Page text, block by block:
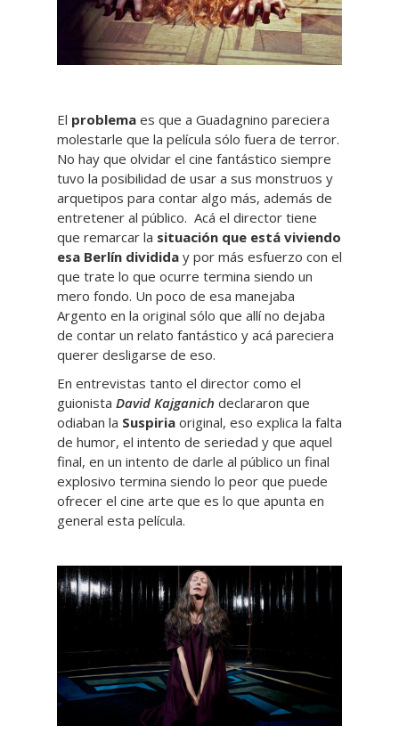
El problema es que a Guadagnino pareciera
molestarle que la película sólo fuera de terror.
No hay que olvidar el cine fantástico siempre
tuvo la posibilidad de usar a sus monstruos y
arquetipos para contar algo más, además de
entretener al público. Acá el director tiene
que remarcar la situación que está viviendo
esa Berlín dividida y por más esfuerzo con el
que trate lo que ocurre termina siendo un
mero fondo. Un poco de esa manejaba
Argento en la original sólo que allí no dejaba
de contar un relato fantástico y acá pareciera
querer desligarse de eso.
En entrevistas tanto el director como el
guionista David Kajganich declararon que
odiaban la Suspiria original, eso explica la falta
de humor, el intento de seriedad y que aquel
final, en un intento de darle al público un final
explosivo termina siendo lo peor que puede
ofrecer el cine arte que es lo que apunta en
general esta película.